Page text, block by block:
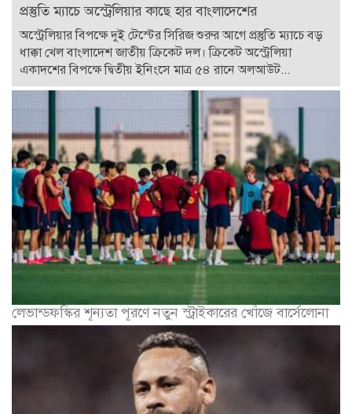
প্রস্তুতি ম্যাচে অস্ট্রেলিয়ার কাছে হার বাংলাদেশের
অস্ট্রেলিয়ার বিপক্ষে দুই টেস্টের সিরিজ শুরুর আগে প্রস্তুতি ম্যাচে বড়
ধাক্কা খেল বাংলাদেশ জাতীয় ক্রিকেট দল। ক্রিকেট অস্ট্রেলিয়া
একাদশের বিপক্ষে দ্বিতীয় ইনিংসে মাত্র ৫৪ রানে অলআউট...
লেভান্ডফস্কির শূন্যতা পূরণে নতুন স্ট্রাইকারের খোঁজে বার্সেলোনা